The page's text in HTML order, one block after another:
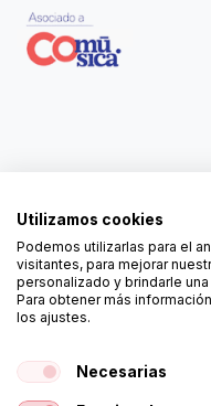
962250313
ortola@ortola-sa.es
Av. d'Albaida, s/n
46840 La Pobla del Duc
¡Síguenos!
Utilizamos cookies
Podemos utilizarlas para el
visitantes, para mejorar
personalizado y brindarle
Para obtener más
los ajustes.
Necesarias